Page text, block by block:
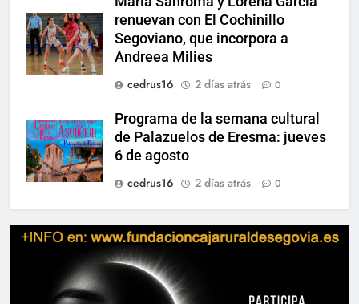
renuevan con El Cochinillo
Segoviano, que incorpora a
Andreea Milies
cedrus16
2 días atrás 0
Programa de la semana cultural
de Palazuelos de Eresma: jueves
6 de agosto
cedrus16
2 días atrás 0